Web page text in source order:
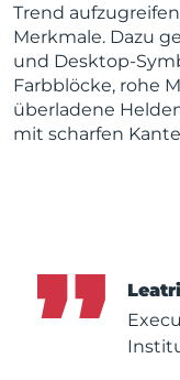
Trend
Merkmale. Dazu
und Desktop-
Farbblöcke, rohe
überladene
mit scharfen